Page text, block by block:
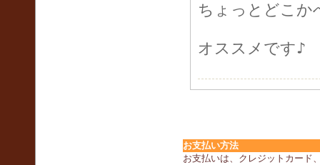
ちょっとどこか
オススメです♪
お支払い方法
お支払いは、クレジットカード